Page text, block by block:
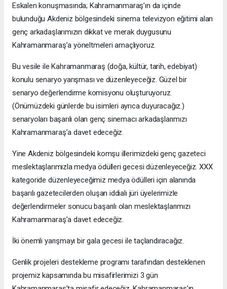
Eskalen konuşmasında; Kahramanmaraş’ın da içinde
bulunduğu Akdeniz bölgesindeki sinema televizyon eğitimi alan
genç arkadaşlarımızın dikkat ve merak duygusunu
Kahramanmaraş’a yöneltmeleri amaçlıyoruz.
Bu vesile ile Kahramanmaraş (doğa, kültür, tarih, edebiyat)
konulu senaryo yarışması ve düzenleyeceğiz. Güzel bir
senaryo değerlendirme komisyonu oluşturuyoruz.
(Önümüzdeki günlerde bu isimleri ayrıca duyuracağız.)
senaryoları başarılı olan genç sinemacı arkadaşlarımızı
Kahramanmaraş’a davet edeceğiz.
Yine Akdeniz bölgesindeki komşu illerimizdeki genç gazeteci
meslektaşlarımızla medya ödülleri gecesi düzenleyeceğiz. XXX
kategoride düzenleyeceğimiz medya ödülleri için alanında
başarılı gazetecilerden oluşan iddialı jüri üyelerimizle
değerlendirmeler sonucu başarılı olan meslektaşlarımızı
Kahramanmaraş’a davet edeceğiz.
İki önemli yarışmayı bir gala gecesi ile taçlandıracağız.
Genlik projeleri destekleme programı tarafından desteklenen
projemiz kapsamında bu misafirlerimizi 3 gün